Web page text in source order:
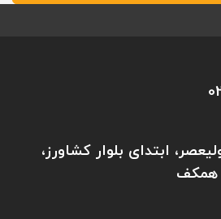
ابتدای بلوار کشاورز،